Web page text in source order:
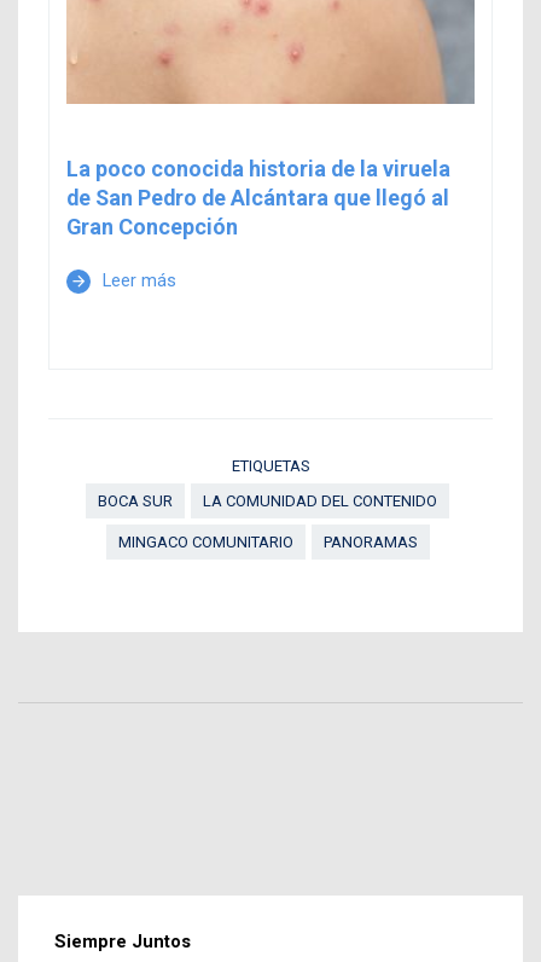
La poco conocida historia de la viruela
de San Pedro de Alcántara que llegó al
Gran Concepción
arrow_forward Leer más
ETIQUETAS
BOCA SUR
LA COMUNIDAD DEL CONTENIDO
MINGACO COMUNITARIO PANORAMAS
Siempre Juntos